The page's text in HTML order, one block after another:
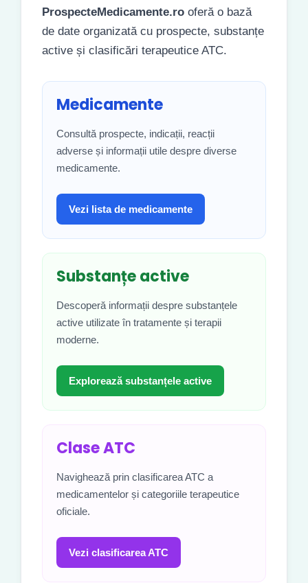
ProspecteMedicamente.ro oferă o bază
de date organizată cu prospecte, substanțe
active și clasificări terapeutice ATC.
Medicamente
Consultă prospecte, indicații, reacții
adverse și informații utile despre diverse
medicamente.
Vezi lista de medicamente
Substanțe active
Descoperă informații despre substanțele
active utilizate în tratamente și terapii
moderne.
Explorează substanțele active
Clase ATC
Navighează prin clasificarea ATC a
medicamentelor și categoriile terapeutice
oficiale.
Vezi clasificarea ATC